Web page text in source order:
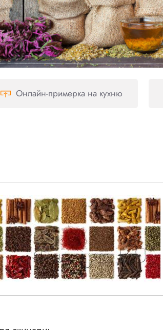
Онлайн-примерка на кухню